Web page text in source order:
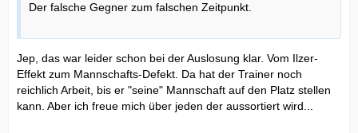
Der falsche Gegner zum falschen Zeitpunkt.
Jep, das war leider schon bei der Auslosung klar. Vom Ilzer-
Effekt zum Mannschafts-Defekt. Da hat der Trainer noch
reichlich Arbeit, bis er "seine" Mannschaft auf den Platz stellen
kann. Aber ich freue mich über jeden der aussortiert wird...